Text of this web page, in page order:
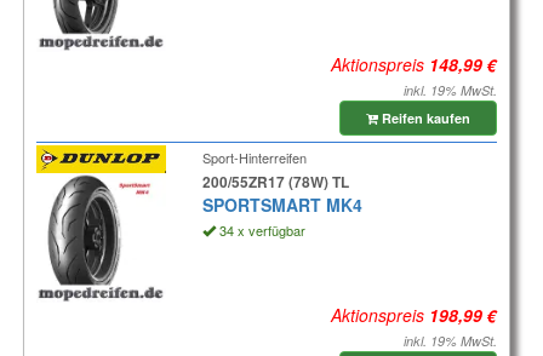
Aktionspreis
inkl. 19% MwSt.
Reifen kaufen
Sport-Hinterreifen
200/55ZR17 (78W) TL
SPORTSMART MK4
34 x verfügbar
Aktionspreis
inkl. 19% MwSt.